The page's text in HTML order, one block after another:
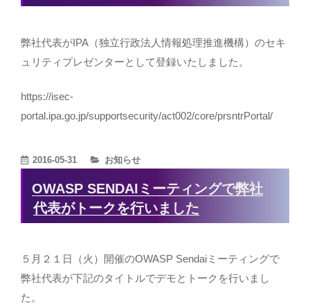
ー
弊社代表がIPA（独立行政法人情報処理推進機構）のセキ
ュリティプレゼンターとして登録いたしました。
https://isec-
portal.ipa.go.jp/supportsecurity/act002/core/prsntrPortal/
2016-05-31
カ
ゴ
リ
ー
お知らせ
OWASP SENDAIミーティングで弊社
代表がトークを行いました
５月２１日（火）開催のOWASP Sendaiミーティングで
弊社代表が下記のタイトルでデモとトークを行いまし
た。